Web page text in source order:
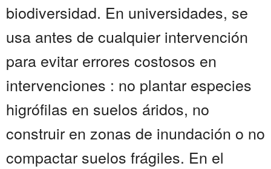
biodiversidad. En universidades, se
usa antes de cualquier intervención
para evitar errores costosos en
intervenciones : no plantar especies
higrófilas en suelos áridos, no
construir en zonas de inundación o no
compactar suelos frágiles. En el